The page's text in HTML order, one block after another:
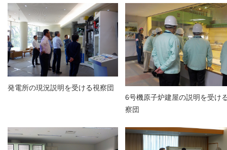
発電所の現況説明を受ける視察団
6号機原子炉建屋の説明を受け
察団